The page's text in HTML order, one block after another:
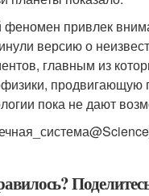
феномен привлек
версию о
главным из
продвигающую
пока не дают